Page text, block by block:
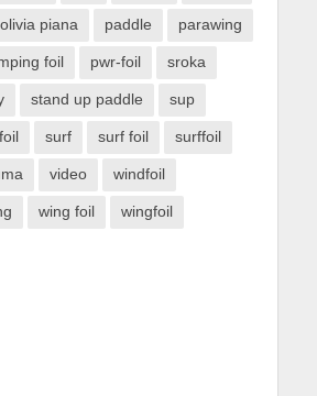
olivia piana paddle parawing
foil pwr-foil sroka
stand up paddle sup
surf surf foil surffoil
video windfoil
wing foil wingfoil